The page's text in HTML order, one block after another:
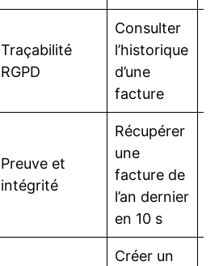
Traçabilité
RGPD
Consulter
l’historique
d’une
facture
Preuve et
intégrité
Récupérer
une
facture de
l’an dernier
en 10 s
Créer un